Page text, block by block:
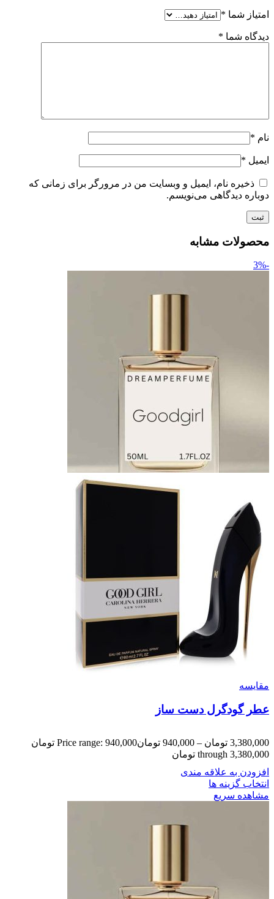
امتیاز شما *
دیدگاه شما *
نام *
ایمیل *
ذخیره نام، ایمیل و وبسایت من در مرورگر برای زمانی که
دوباره دیدگاهی می‌نویسم.
محصولات مشابه
-3%
مقایسه
عطر گودگرل دست ساز
3,380,000 تومان –
940,000 تومان
Price range: 940,000 تومان
through 3,380,000 تومان
افزودن به علاقه مندی
انتخاب گزینه ها
مشاهده سریع